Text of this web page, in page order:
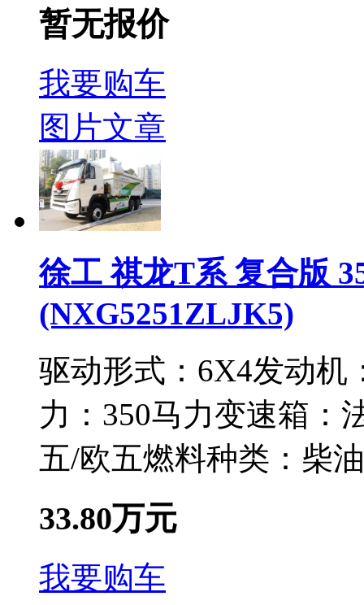
暂无报价
我要购车
图片文章
徐工 祺龙T系 复合版
(NXG5251ZLJK5)
驱动形式： 6X4发动机
力： 350马力变速箱：
五/欧五燃料种类： 柴油
33.80万元
我要购车